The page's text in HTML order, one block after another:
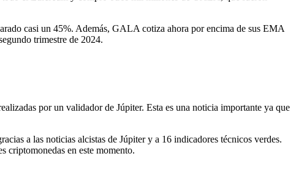
casi un 45%. Además, GALA cotiza ahora por encima de sus EMA
trimestre de 2024.
por un validador de Júpiter. Esta es una noticia importante ya que
a las noticias alcistas de Júpiter y a 16 indicadores técnicos verdes.
criptomonedas en este momento.